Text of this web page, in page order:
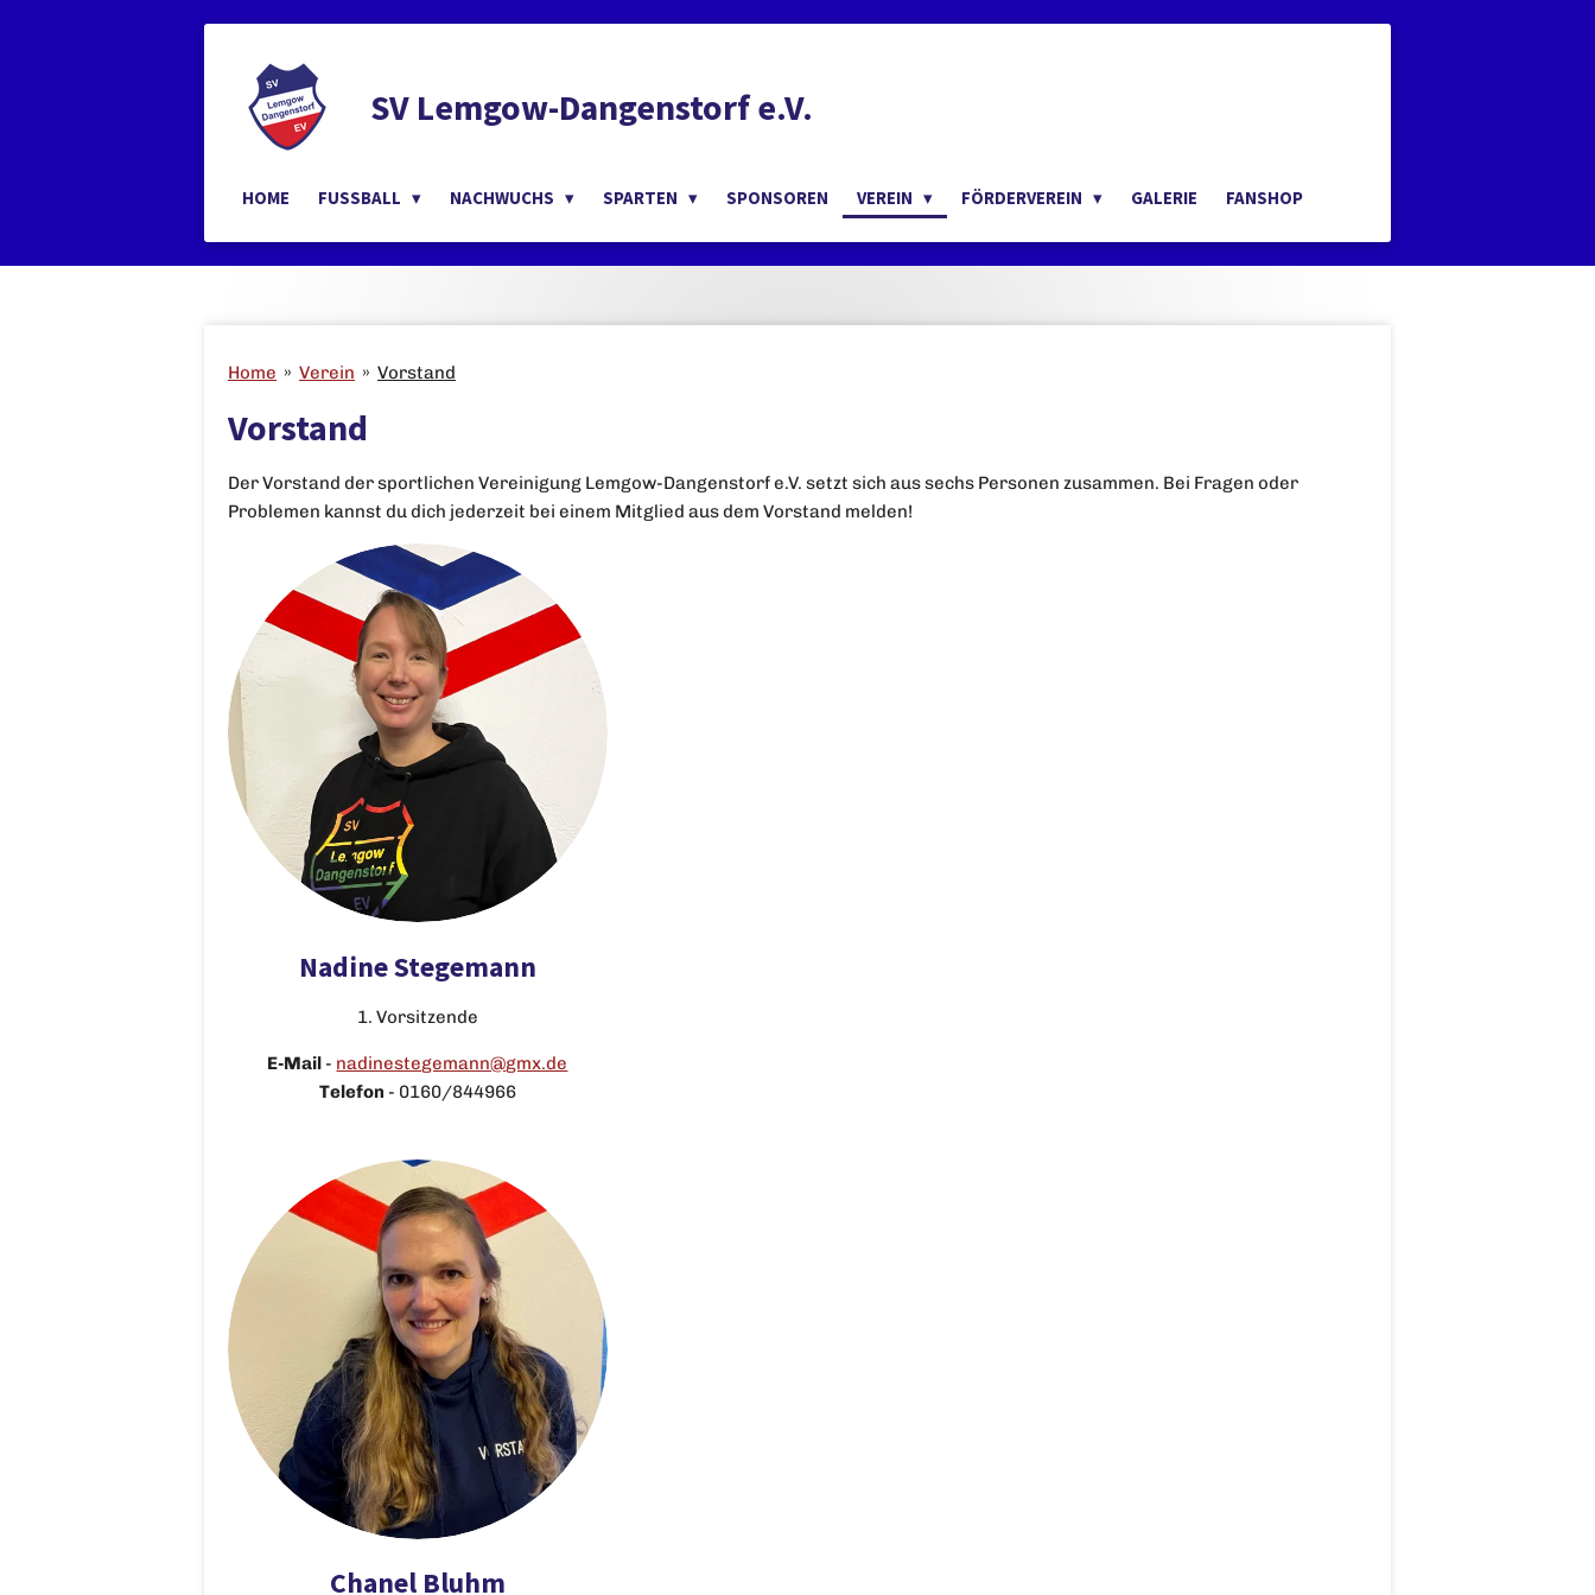
SV Lemgow-Dangenstorf e.V.
HOME FUSSBALL NACHWUCHS SPARTEN SPONSOREN VEREIN FÖRDERVEREIN GALERIE FANSHOP
Home » Verein » Vorstand
Vorstand
Der Vorstand der sportlichen Vereinigung Lemgow-Dangenstorf e.V. setzt sich aus sechs Personen zusammen. Bei Fragen oder
Problemen kannst du dich jederzeit bei einem Mitglied aus dem Vorstand melden!
Nadine Stegemann
1. Vorsitzende
E-Mail - nadinestegemann@gmx.de
Telefon - 0160/844966
Chanel Bluhm